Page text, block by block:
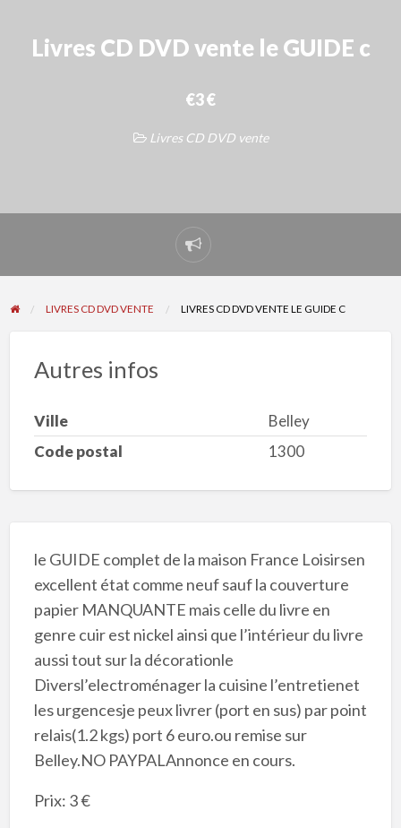
Livres CD DVD vente le GUIDE c
€3 €
Livres CD DVD vente
Signaler
un
problème
LIVRES CD DVD VENTE LIVRES CD DVD VENTE LE GUIDE C
Autres infos
Ville
Belley
Code postal
1300
le GUIDE complet de la maison France Loisirsen
excellent état comme neuf sauf la couverture
papier MANQUANTE mais celle du livre en
genre cuir est nickel ainsi que l’intérieur du livre
aussi tout sur la décorationle
Diversl’electroménager la cuisine l’entretienet
les urgencesje peux livrer (port en sus) par point
relais(1.2 kgs) port 6 euro.ou remise sur
Belley.NO PAYPALAnnonce en cours.
Prix: 3 €